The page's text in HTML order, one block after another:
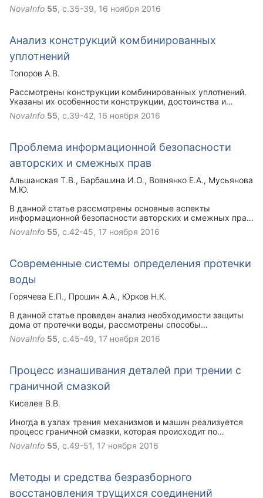
Применительно к строительному оборудованию эта
проблема наиболее актуальна, поскольку в данной отрасли
надежности и долговечности строительного оборудования
предлагается использовать в узлах трения смазочные
материалы с присадками, реализующие эффект
сверхнизкого трения.
NovaInfo 55, с.35-39, 16 ноября 2016
Анализ конструкций комбинированных
уплотнений
Топоров А.В.
Рассмотрены конструкции комбинированных уплотнений.
Указаны их особенности конструкции, достоинства и
недостатки.
NovaInfo 55, с.39-42, 16 ноября 2016
Проблема информационной безопасности
авторских и смежных прав
Альшанская Т.В. Барбашина И.О. Вовнянко Е.А.
Мусьянова
М.Ю.
В данной статье рассмотрены основные аспекты
информационной безопасности авторских и смежных прав
и способы их защиты, закрепленные в законодательстве.
За нарушение авторских и смежных прав предусмотрена
NovaInfo 55, с.42-45, 17 ноября 2016
Современные системы определения протечки
воды
Горячева Е.П. Прошин А.А.
Юрков Н.К.
В данной статье проведен анализ необходимости защиты
дома от протечки воды, рассмотрены способы
предотвращения этой неприятности. Описан принцип
действия датчиков определения протечек, а также дано
NovaInfo 55, с.45-49, 17 ноября 2016
Процесс изнашивания деталей при трении с
граничной смазкой
Киселев В.В.
Иногда в узлах трения механизмов и машин реализуется
процесс граничной смазки, которая происходит по
тончайшим масляным пленкам, образовавшимся в
результате адсорбции или хемосорбции. В работе описаны
NovaInfo 55, с.49-51, 17 ноября 2016
Методы и средства безразборного
восстановления трущихся соединений